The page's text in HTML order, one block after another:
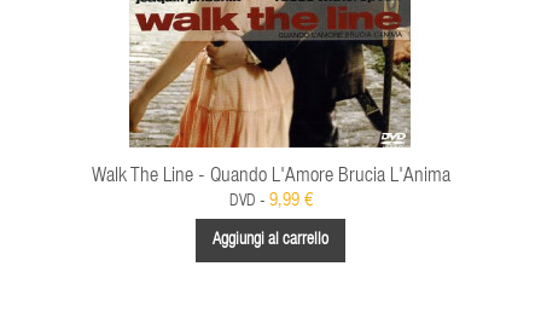
Walk The Line - Quando L'Amore Brucia L'Anima
DVD - 9,99 €
Aggiungi al carrello